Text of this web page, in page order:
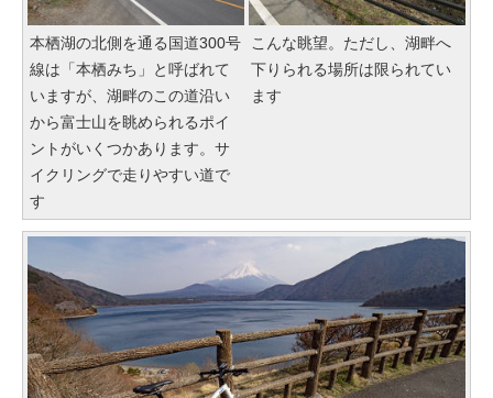
本栖湖の北側を通る国道300号
線は「本栖みち」と呼ばれて
いますが、湖畔のこの道沿い
から富士山を眺められるポイ
ントがいくつかあります。サ
イクリングで走りやすい道で
す
こんな眺望。ただし、湖畔へ
下りられる場所は限られてい
ます